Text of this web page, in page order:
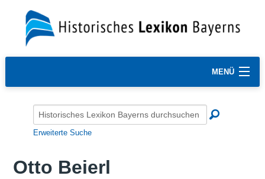
MENÜ
Erweiterte Suche
Otto Beierl